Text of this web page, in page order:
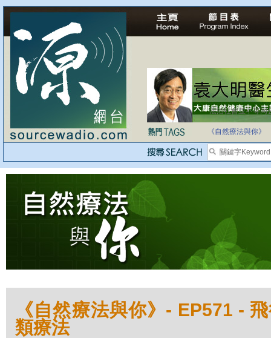
法治社會並不等同
《自然療法與你》
《自然療法與你》- EP571 -
類療法